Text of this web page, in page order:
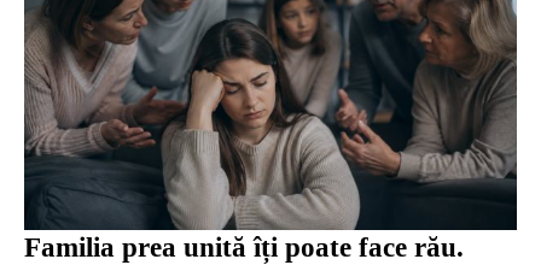
Familia prea unită îți poate face rău.